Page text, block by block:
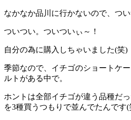
なかなか品川に行かないので、つい
ついつい。ついついぃ～！
自分の為に購入しちゃいました(笑)
季節なので、イチゴのショートケ
ルトがある中で。
ホントは全部イチゴが違う品種だ
を3種買うつもりで並んでたんです(